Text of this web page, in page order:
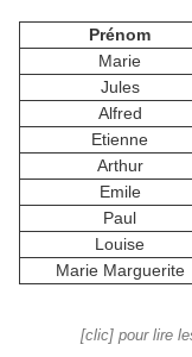
Prénom
Marie
Jules
Alfred
Etienne
Arthur
Emile
Paul
Louise
Marie Marguerite
[clic] pour lire